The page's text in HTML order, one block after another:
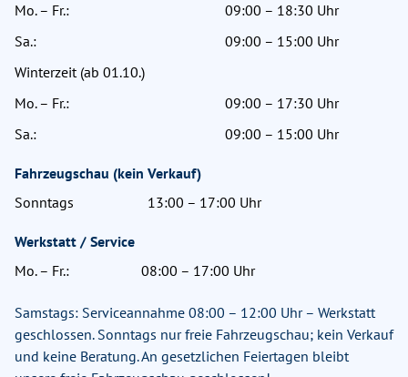
Mo. – Fr.:
09:00 – 18:30 Uhr
Sa.:
09:00 – 15:00 Uhr
Winterzeit (ab 01.10.)
Mo. – Fr.:
09:00 – 17:30 Uhr
Sa.:
09:00 – 15:00 Uhr
Fahrzeugschau (kein Verkauf)
Sonntags
13:00 – 17:00 Uhr
Werkstatt / Service
Mo. – Fr.:
08:00 – 17:00 Uhr
Samstags: Serviceannahme 08:00 – 12:00 Uhr – Werkstatt
geschlossen. Sonntags nur freie Fahrzeugschau; kein Verkauf
und keine Beratung. An gesetzlichen Feiertagen bleibt